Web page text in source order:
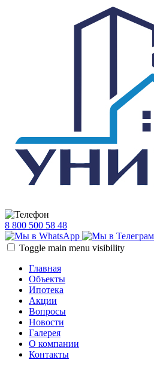
8 800 500 58 48
Toggle main menu visibility
Главная
Объекты
Ипотека
Акции
Вопросы
Новости
Галерея
О компании
Контакты